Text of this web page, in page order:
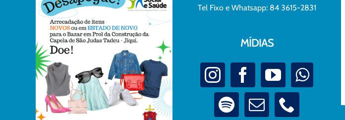
Tel Fixo e Whatsapp: 84 3615-2831
MÍDIAS